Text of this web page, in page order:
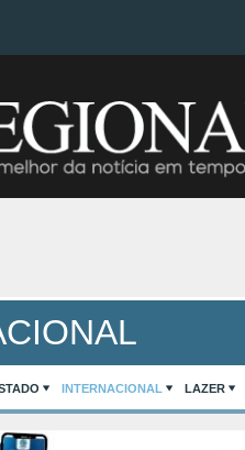
INTERNACIONAL LAZER